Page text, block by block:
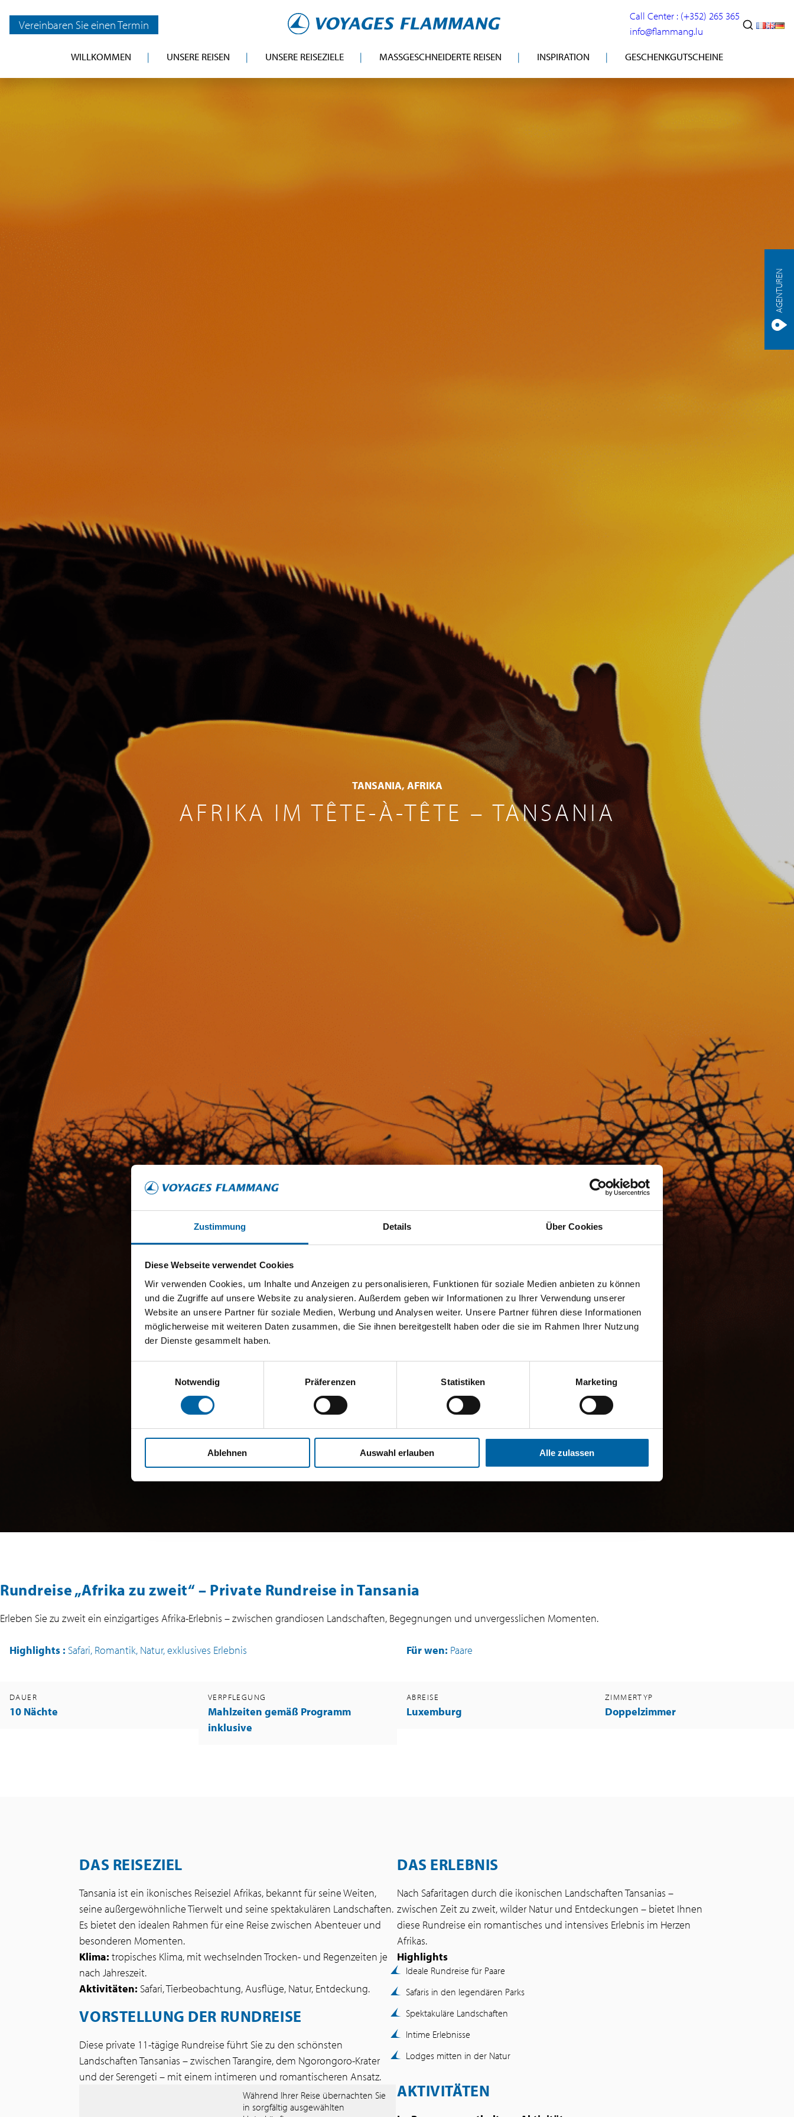
Zustimmung Details Über Cookies
Diese Webseite verwendet Cookies
Wir verwenden Cookies, um Inhalte und Anzeigen zu personalisieren, Funktionen für soziale Medien anbieten zu können
und die Zugriffe auf unsere Website zu analysieren. Außerdem geben wir Informationen zu Ihrer Verwendung unserer
Website an unsere Partner für soziale Medien, Werbung und Analysen weiter. Unsere Partner führen diese Informationen
möglicherweise mit weiteren Daten zusammen, die Sie ihnen bereitgestellt haben oder die sie im Rahmen Ihrer Nutzung
der Dienste gesammelt haben.
Notwendig
Präferenzen Statistiken Marketing
Ablehnen Auswahl erlauben Alle zulassen
Vereinbaren Sie einen Termin
Call Center : (+352) 265 365
info@flammang.lu
AGENTUREN
WILLKOMMEN UNSERE REISEN UNSERE REISEZIELE MASSGESCHNEIDERTE REISEN INSPIRATION GESCHENKGUTSCHEINE
TANSANIA, AFRIKA
AFRIKA IM TÊTE-À-TÊTE – TANSANIA
Rundreise „Afrika zu zweit“ – Private Rundreise in Tansania
Erleben Sie zu zweit ein einzigartiges Afrika-Erlebnis – zwischen grandiosen Landschaften, Begegnungen und unvergesslichen Momenten.
Highlights : Safari, Romantik, Natur, exklusives Erlebnis Für wen: Paare
DAUER
10 Nächte
VERPFLEGUNG
Mahlzeiten gemäß Programm
inklusive
ABREISE
Luxemburg
ZIMMERTYP
Doppelzimmer
DAS REISEZIEL
Tansania ist ein ikonisches Reiseziel Afrikas, bekannt für seine Weiten,
seine außergewöhnliche Tierwelt und seine spektakulären Landschaften.
Es bietet den idealen Rahmen für eine Reise zwischen Abenteuer und
besonderen Momenten.
Klima: tropisches Klima, mit wechselnden Trocken- und Regenzeiten je
nach Jahreszeit.
Aktivitäten: Safari, Tierbeobachtung, Ausflüge, Natur, Entdeckung.
VORSTELLUNG DER RUNDREISE
Diese private 11-tägige Rundreise führt Sie zu den schönsten
Landschaften Tansanias – zwischen Tarangire, dem Ngorongoro-Krater
und der Serengeti – mit einem intimeren und romantischeren Ansatz.
Während Ihrer Reise übernachten Sie
in sorgfältig ausgewählten
DAS ERLEBNIS
Nach Safaritagen durch die ikonischen Landschaften Tansanias –
zwischen Zeit zu zweit, wilder Natur und Entdeckungen – bietet Ihnen
diese Rundreise ein romantisches und intensives Erlebnis im Herzen
Afrikas.
Highlights
Ideale Rundreise für Paare
Safaris in den legendären Parks
Spektakuläre Landschaften
Intime Erlebnisse
Lodges mitten in der Natur
AKTIVITÄTEN